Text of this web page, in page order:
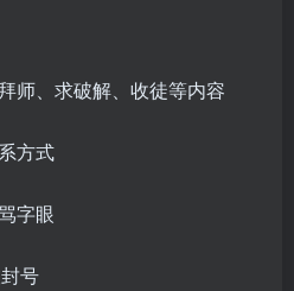
师、求破解、收徒等内容
方式
字眼
号